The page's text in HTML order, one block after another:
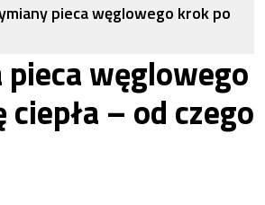
pieca węglowego krok po
węglowego
ciepła – od czego